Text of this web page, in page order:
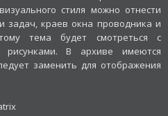
стиля можно отнести
задач, краев окна проводника и
тема будет смотреться с
рисунками. В архиве имеются
заменить для отображения